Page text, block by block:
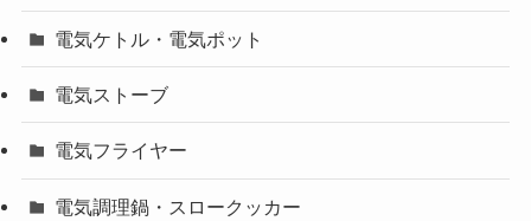
電気ケトル・電気ポット
電気ストーブ
電気フライヤー
電気調理鍋・スロークッカー